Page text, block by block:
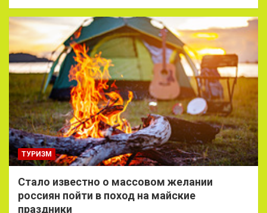
ТУРИЗМ
Стало известно о массовом желании
россиян пойти в поход на майские
праздники